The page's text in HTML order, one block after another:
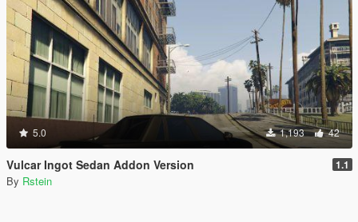
5.0 1,193 42
Vulcar Ingot Sedan Addon Version 1.1
By Rstein